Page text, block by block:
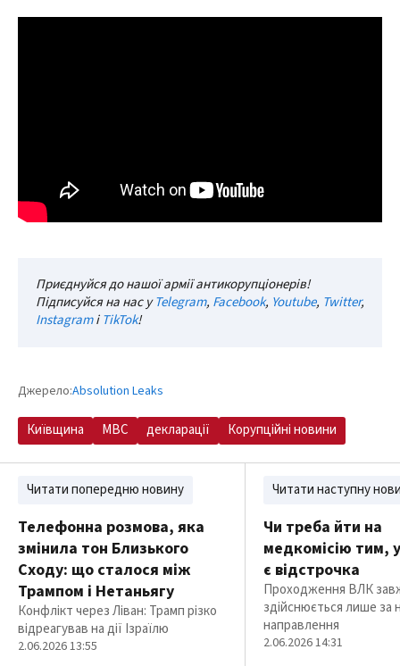
Приєднуйся до нашої армії антикорупціонерів!
Підписуйся на нас уTelegram, Facebook, Youtube, Twitter,
InstagramіTikTok!
Джерело:Absolution Leaks
Київщина МВС декларації Корупційні новини
Читати попередню новину
Телефонна розмова, яка
змінила тон Близького
Сходу: що сталося між
Трампом і Нетаньягу
Конфлікт через Ліван: Трамп різко
відреагував на дії Ізраїлю
2.06.2026 13:55
Читати наступну
Чи треба йти на
медкомісію тим,
є відстрочка
Проходження ВЛК
здійснюється лише за
направлення
2.06.2026 14:31